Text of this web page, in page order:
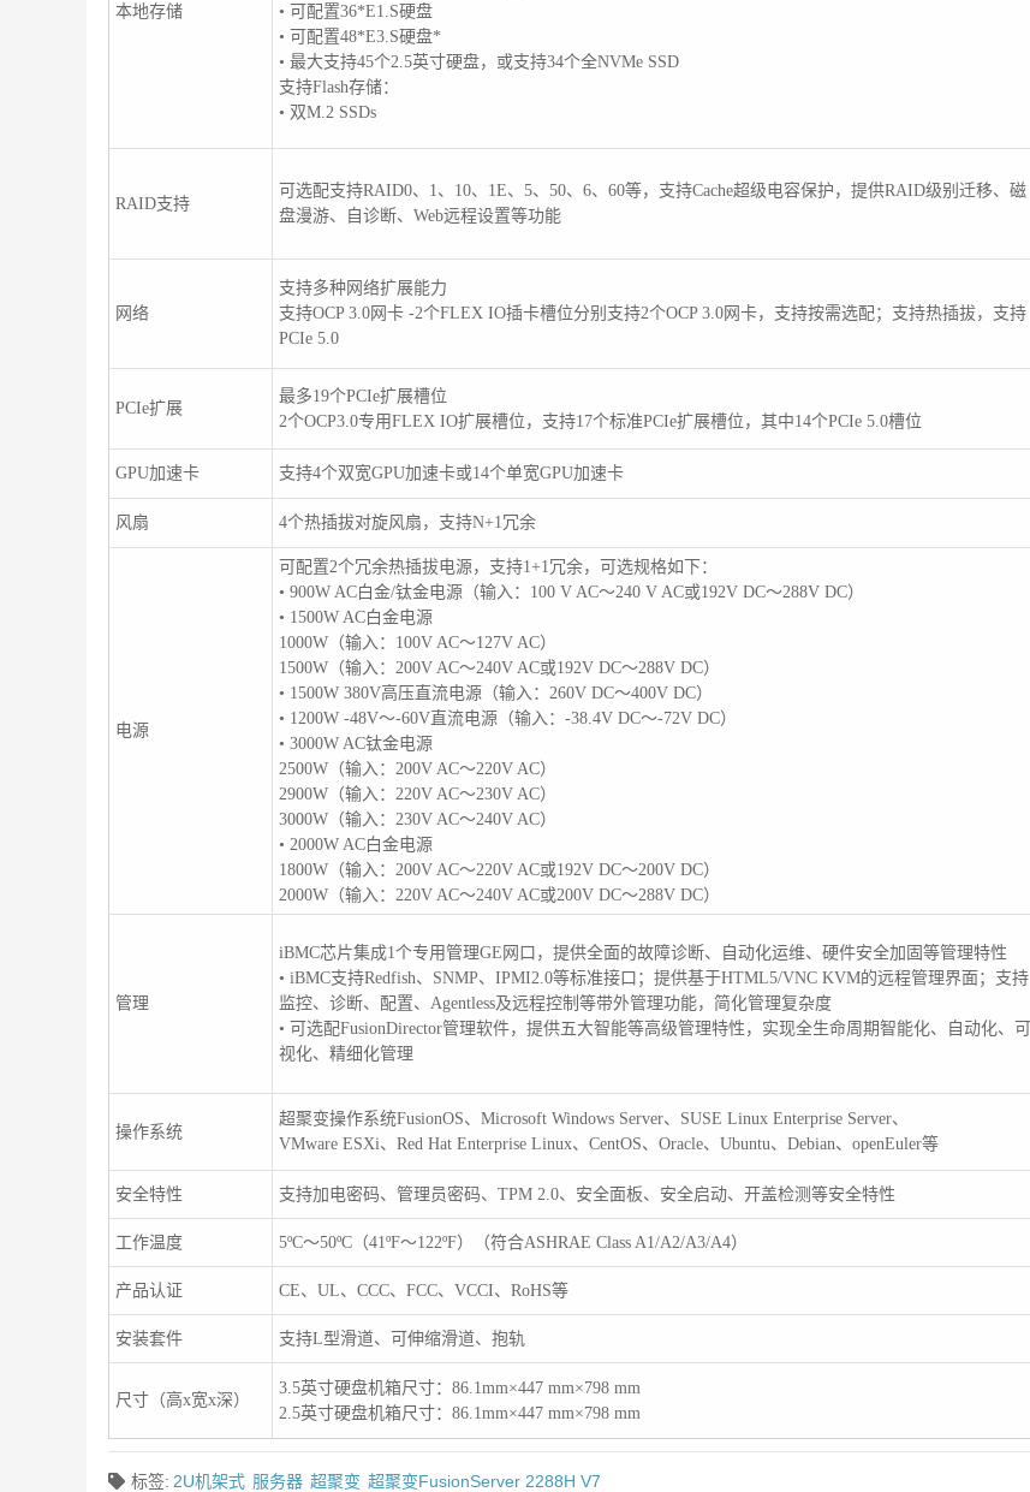
本地存储
• 可配置36*E1.S硬盘
• 可配置48*E3.S硬盘*
• 最大支持45个2.5英寸硬盘，或支持34个全NVMe SSD
支持Flash存储：
• 双M.2 SSDs
RAID支持
可选配支持RAID0、1、10、1E、5、50、6、60等，支持Cache超级电容保护，提供RAID级别迁移、磁
盘漫游、自诊断、Web远程设置等功能
网络
支持多种网络扩展能力
支持OCP 3.0网卡 -2个FLEX IO插卡槽位分别支持2个OCP 3.0网卡，支持按需选配；支持热插拔，支持
PCIe 5.0
PCIe扩展
最多19个PCIe扩展槽位
2个OCP3.0专用FLEX IO扩展槽位，支持17个标准PCIe扩展槽位，其中14个PCIe 5.0槽位
GPU加速卡 支持4个双宽GPU加速卡或14个单宽GPU加速卡
风扇 4个热插拔对旋风扇，支持N+1冗余
电源
可配置2个冗余热插拔电源，支持1+1冗余，可选规格如下：
• 900W AC白金/钛金电源（输入：100 V AC～240 V AC或192V DC～288V DC）
• 1500W AC白金电源
1000W（输入：100V AC～127V AC）
1500W（输入：200V AC～240V AC或192V DC～288V DC）
• 1500W 380V高压直流电源（输入：260V DC～400V DC）
• 1200W -48V～-60V直流电源（输入：-38.4V DC～-72V DC）
• 3000W AC钛金电源
2500W（输入：200V AC～220V AC）
2900W（输入：220V AC～230V AC）
3000W（输入：230V AC～240V AC）
• 2000W AC白金电源
1800W（输入：200V AC～220V AC或192V DC～200V DC）
2000W（输入：220V AC～240V AC或200V DC～288V DC）
管理
iBMC芯片集成1个专用管理GE网口，提供全面的故障诊断、自动化运维、硬件安全加固等管理特性
• iBMC支持Redfish、SNMP、IPMI2.0等标准接口；提供基于HTML5/VNC KVM的远程管理界面；支持
监控、诊断、配置、Agentless及远程控制等带外管理功能，简化管理复杂度
• 可选配FusionDirector管理软件，提供五大智能等高级管理特性，实现全生命周期智能化、自动化、可
视化、精细化管理
操作系统
超聚变操作系统FusionOS、Microsoft Windows Server、SUSE Linux Enterprise Server、
VMware ESXi、Red Hat Enterprise Linux、CentOS、Oracle、Ubuntu、Debian、openEuler等
安全特性 支持加电密码、管理员密码、TPM 2.0、安全面板、安全启动、开盖检测等安全特性
工作温度 5ºC～50ºC（41ºF～122ºF）（符合ASHRAE Class A1/A2/A3/A4）
产品认证 CE、UL、CCC、FCC、VCCI、RoHS等
安装套件 支持L型滑道、可伸缩滑道、抱轨
尺寸（高x宽x深）
3.5英寸硬盘机箱尺寸：86.1mm×447 mm×798 mm
2.5英寸硬盘机箱尺寸：86.1mm×447 mm×798 mm
标签: 2U机架式 服务器 超聚变 超聚变FusionServer 2288H V7